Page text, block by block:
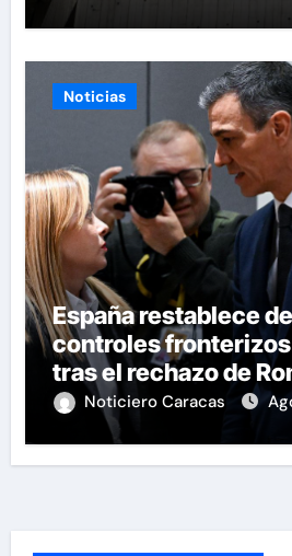
Noticias
España restablece
controles
tras el rechazo de
las restricciones
Noticiero Caracas